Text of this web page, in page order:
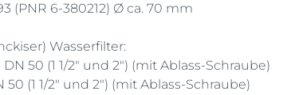
(PNR 6-380212) Ø ca. 70 mm
Wasserfilter:
50 (1 1/2" und 2") (mit Ablass-Schraube)
(1 1/2" und 2") (mit Ablass-Schraube)